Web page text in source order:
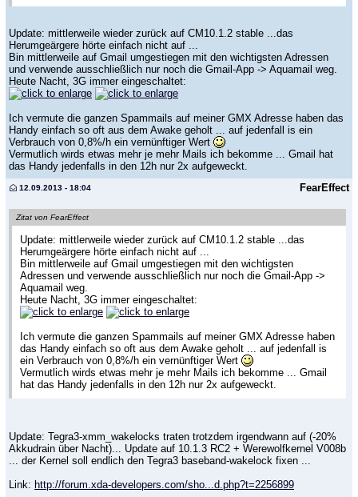
Update: mittlerweile wieder zurück auf CM10.1.2 stable ...das
Herumgeärgere hörte einfach nicht auf ...
Bin mittlerweile auf Gmail umgestiegen mit den wichtigsten Adressen
und verwende ausschließlich nur noch die Gmail-App -> Aquamail weg.
Heute Nacht, 3G immer eingeschaltet:
Ich vermute die ganzen Spammails auf meiner GMX Adresse haben das
Handy einfach so oft aus dem Awake geholt ... auf jedenfall is ein
Verbrauch von 0,8%/h ein vernünftiger Wert
Vermutlich wirds etwas mehr je mehr Mails ich bekomme ... Gmail hat
das Handy jedenfalls in den 12h nur 2x aufgeweckt.
FearEffect
12.09.2013 - 18:04
Zitat von FearEffect
Update: mittlerweile wieder zurück auf CM10.1.2 stable ...das
Herumgeärgere hörte einfach nicht auf ...
Bin mittlerweile auf Gmail umgestiegen mit den wichtigsten
Adressen und verwende ausschließlich nur noch die Gmail-App ->
Aquamail weg.
Heute Nacht, 3G immer eingeschaltet:
Ich vermute die ganzen Spammails auf meiner GMX Adresse haben
das Handy einfach so oft aus dem Awake geholt ... auf jedenfall is
ein Verbrauch von 0,8%/h ein vernünftiger Wert
Vermutlich wirds etwas mehr je mehr Mails ich bekomme ... Gmail
hat das Handy jedenfalls in den 12h nur 2x aufgeweckt.
Update: Tegra3-xmm_wakelocks traten trotzdem irgendwann auf (-20%
Akkudrain über Nacht)... Update auf 10.1.3 RC2 + Werewolfkernel V008b
... der Kernel soll endlich den Tegra3 baseband-wakelock fixen ...
Link: http://forum.xda-developers.com/sho...d.php?t=2256899